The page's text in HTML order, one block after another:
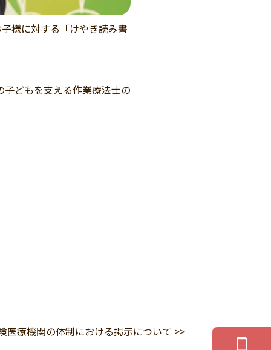
様に対する 「けやき読み書
どもを支える作業療法士の
医療機関の体制における掲示について >>